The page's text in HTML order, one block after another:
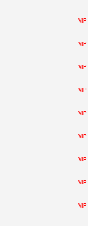
VIP
VIP
VIP
VIP
VIP
VIP
VIP
VIP
VIP